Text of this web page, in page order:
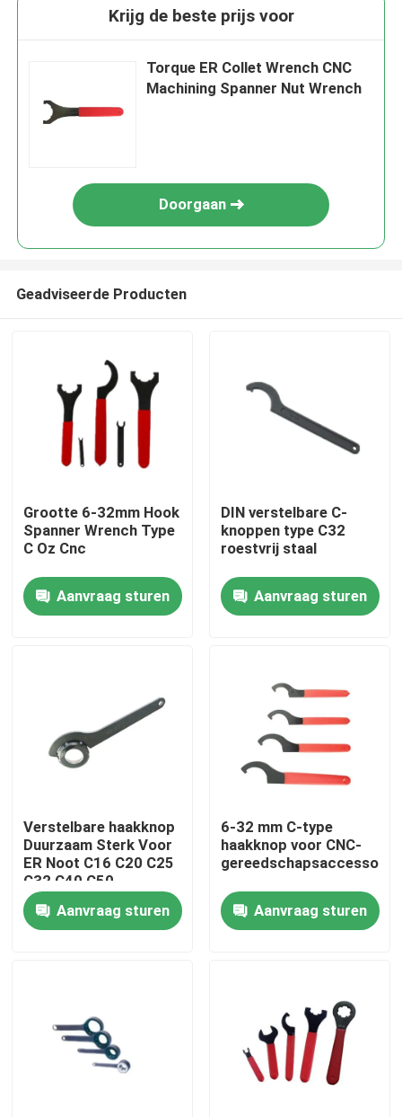
Huis
Over ons
Fabrieksreis
Kwaliteitscontrole
BT-Hulpmiddelhouder
Krijg de beste prijs voor
Torque ER Collet Wrench CNC
Machining Spanner Nut Wrench
Doorgaan
Geadviseerde Producten
Grootte 6-32mm Hook
Spanner Wrench Type
C Oz Cnc
Aanvraag sturen
DIN verstelbare C-
knoppen type C32
roestvrij staal
Aanvraag sturen
Verstelbare haakknop
Duurzaam Sterk Voor
ER Noot C16 C20 C25
C32 C40 C50
Aanvraag sturen
6-32 mm C-type
haakknop voor CNC-
Aanvraag sturen